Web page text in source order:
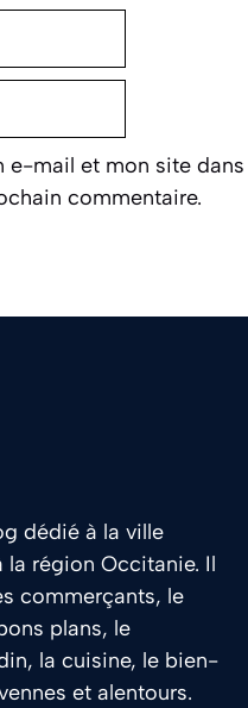
e-mail et mon site dans
commentaire.
dédié à la ville
la région Occitanie. Il
commerçants, le
plans, le
la cuisine, le bien-
et alentours.